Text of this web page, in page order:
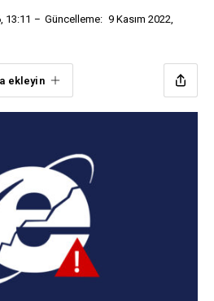
13:11 Güncelleme: 9 Kasım 2022,
ekleyin